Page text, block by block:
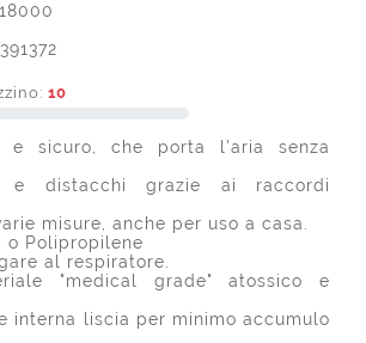
10
e sicuro, che porta l’aria senza
e distacchi grazie ai raccordi
misure, anche per uso a casa.
o Polipropilene
al respiratore.
"medical grade" atossico e
interna liscia per minimo accumulo